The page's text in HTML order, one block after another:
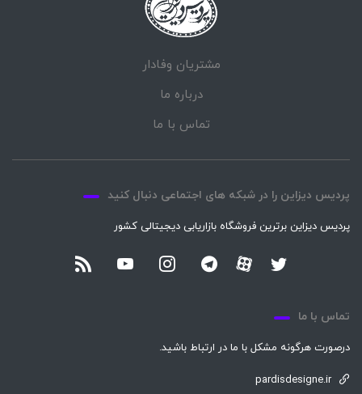
مشتریان وفادار
درباره ما
تماس با ما
پردیس دیزاین را در شبکه های اجتماعی دنبال کنید
پردیس دیزاین برترین فروشگاه بازاریابی دیجیتالی کشور
تماس با ما
درصورت هرگونه مشکل با ما در ارتباط باشید.
pardisdesigne.ir